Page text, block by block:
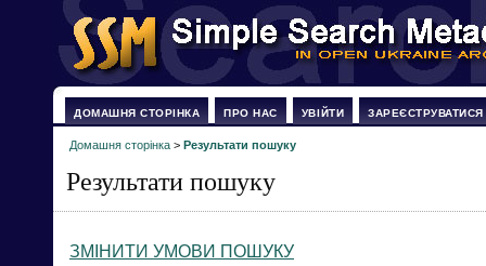
ДОМАШНЯ СТОРІНКА ПРО НАС УВІЙТИ ЗАРЕЄСТРУВАТИСЯ
Домашня сторінка > Результати пошуку
Результати пошуку
ЗМІНИТИ УМОВИ ПОШУКУ